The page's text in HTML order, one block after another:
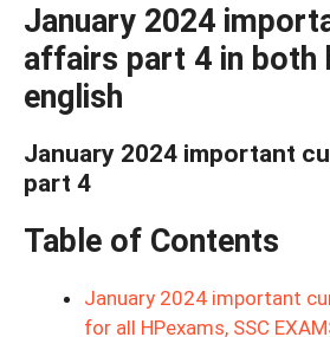
January 2024
affairs part 4 in both
english
January 2024 important
part 4
Table of Contents
January 2024 important
for all HPexams, SSC